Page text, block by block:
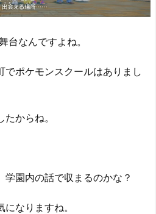
台なんですよね。
でポケモンスクールはありまし
からね。
学園内の話で収まるのかな？
なりますね。